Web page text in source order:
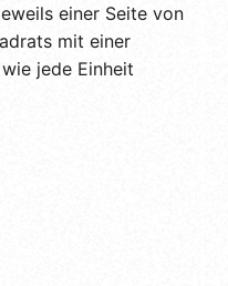
einer Seite von
mit einer
jede Einheit